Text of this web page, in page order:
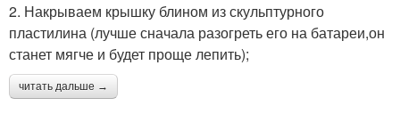
2. Накрываем крышку блином из скульптурного
пластилина (лучше сначала разогреть его на батареи,он
станет мягче и будет проще лепить);
читать дальше →